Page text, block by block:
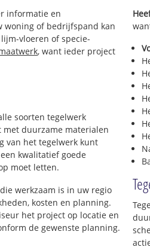
informatie en
woning of bedrijfspand kan
vloeren of specie-
, want ieder project
soorten tegelwerk
met duurzame materialen
van het tegelwerk kunt
kwalitatief goede
moet letten.
werkzaam is in uw regio
kosten en planning.
het project op locatie en
de gewenste planning.